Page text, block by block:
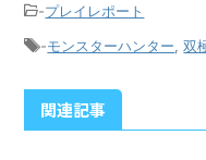
-プレイレポート
-モンスターハンター ,双
関連記事